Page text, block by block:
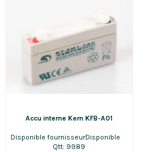
Accu interne Kern KFB-A01
Disponible fournisseurDisponible
Qtt: 9989